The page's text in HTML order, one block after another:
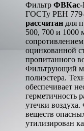
Фильтр ФВКас-
ГОСТу РЕН 779-
рассчитан для
500, 700 и 1000
оцинкованной
пропитанного
Фильтрующий
полиэстера.
обеспечивает
герметичность
утечки
веществ
утилизирован